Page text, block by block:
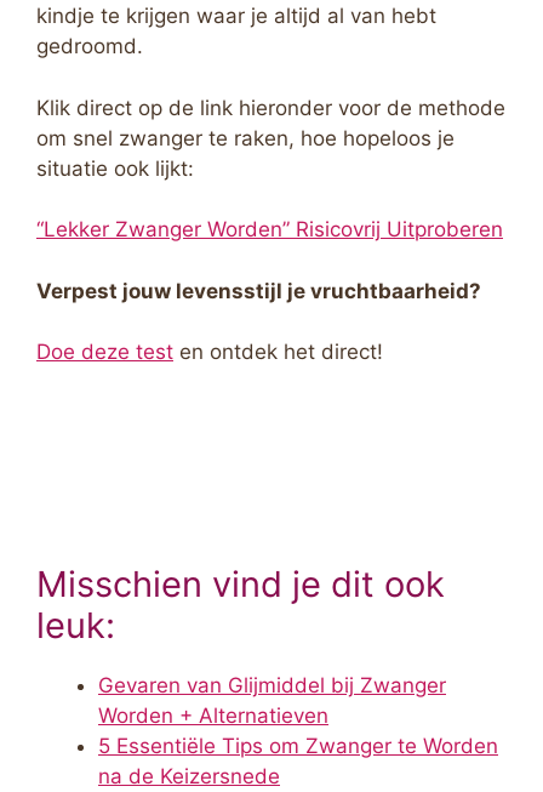
kindje te krijgen waar je altijd al van hebt
gedroomd.
Klik direct op de link hieronder voor de methode
om snel zwanger te raken, hoe hopeloos je
situatie ook lijkt:
“Lekker Zwanger Worden” Risicovrij Uitproberen
Verpest jouw levensstijl je vruchtbaarheid?
Doe deze test en ontdek het direct!
Misschien vind je dit ook
leuk:
Gevaren van Glijmiddel bij Zwanger
Worden + Alternatieven
5 Essentiële Tips om Zwanger te Worden
na de Keizersnede